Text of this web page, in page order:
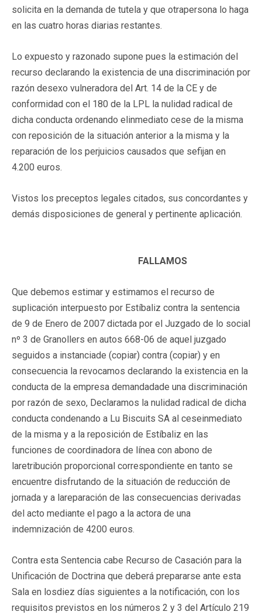
solicita en la demanda de tutela y que otrapersona lo haga
en las cuatro horas diarias restantes.
Lo expuesto y razonado supone pues la estimación del
recurso declarando la existencia de una discriminación por
razón desexo vulneradora del Art. 14 de la CE y de
conformidad con el 180 de la LPL la nulidad radical de
dicha conducta ordenando elinmediato cese de la misma
con reposición de la situación anterior a la misma y la
reparación de los perjuicios causados que sefijan en
4.200 euros.
Vistos los preceptos legales citados, sus concordantes y
demás disposiciones de general y pertinente aplicación.
FALLAMOS
Que debemos estimar y estimamos el recurso de
suplicación interpuesto por Estíbaliz contra la sentencia
de 9 de Enero de 2007 dictada por el Juzgado de lo social
nº 3 de Granollers en autos 668-06 de aquel juzgado
seguidos a instanciade (copiar) contra (copiar) y en
consecuencia la revocamos declarando la existencia en la
conducta de la empresa demandadade una discriminación
por razón de sexo, Declaramos la nulidad radical de dicha
conducta condenando a Lu Biscuits SA al ceseinmediato
de la misma y a la reposición de Estíbaliz en las
funciones de coordinadora de línea con abono de
laretribución proporcional correspondiente en tanto se
encuentre disfrutando de la situación de reducción de
jornada y a lareparación de las consecuencias derivadas
del acto mediante el pago a la actora de una
indemnización de 4200 euros.
Contra esta Sentencia cabe Recurso de Casación para la
Unificación de Doctrina que deberá prepararse ante esta
Sala en losdiez días siguientes a la notificación, con los
requisitos previstos en los números 2 y 3 del Artículo 219